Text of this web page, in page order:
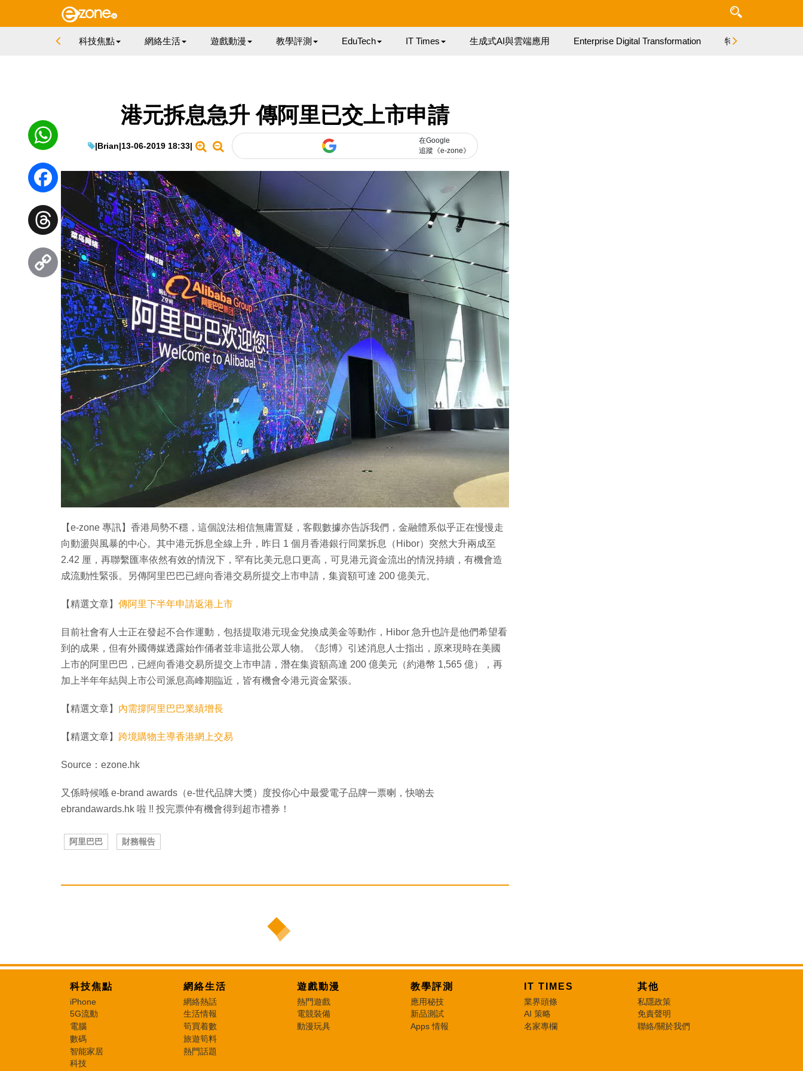
科技焦點 網絡生活 遊戲動漫 教學評測 EduTech IT Times 生成式AI與雲端應用 Enterprise Digital Transformation 特集
港元拆息急升 傳阿里已交上市申請
|Brian|13-06-2019 18:33|
在Google
追蹤《e-zone》
【e-zone 專訊】香港局勢不穩，這個說法相信無庸置疑，客觀數據亦告訴我們，金融體系似乎正在慢慢走
向動盪與風暴的中心。其中港元拆息全線上升，昨日 1 個月香港銀行同業拆息（Hibor）突然大升兩成至
2.42 厘，再聯繫匯率依然有效的情況下，罕有比美元息口更高，可見港元資金流出的情況持續，有機會造
成流動性緊張。另傳阿里巴巴已經向香港交易所提交上市申請，集資額可達 200 億美元。
【精選文章】 傳阿里下半年申請返港上市
目前社會有人士正在發起不合作運動，包括提取港元現金兌換成美金等動作，Hibor 急升也許是他們希望看
到的成果，但有外國傳媒透露始作俑者並非這批公眾人物。《彭博》引述消息人士指出，原來現時在美國
上市的阿里巴巴，已經向香港交易所提交上市申請，潛在集資額高達 200 億美元（約港幣 1,565 億），再
加上半年年結與上市公司派息高峰期臨近，皆有機會令港元資金緊張。
【精選文章】 內需撐阿里巴巴業績增長
【精選文章】 跨境購物主導香港網上交易
Source：ezone.hk
又係時候喺 e-brand awards（e-世代品牌大獎）度投你心中最愛電子品牌一票喇，快啲去
ebrandawards.hk 啦 !! 投完票仲有機會得到超市禮券！
阿里巴巴 財務報告
WhatsApp
Facebook
Threads
Copy
Link
科技焦點
iPhone
5G流動
電腦
數碼
智能家居
科技
網絡生活
網絡熱話
生活情報
筍買着數
旅遊筍料
熱門話題
遊戲動漫
熱門遊戲
電競裝備
動漫玩具
教學評測
應用秘技
新品測試
Apps 情報
IT TIMES
業界頭條
AI 策略
名家專欄
其他
私隱政策
免責聲明
聯絡/關於我們